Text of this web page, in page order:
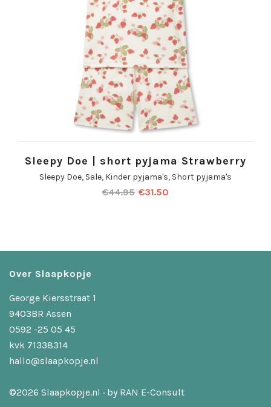
Sleepy Doe | short pyjama Strawberry
Sleepy Doe, Sale, Kinder pyjama's, Short pyjama's
€44.95 €31.50
Over Slaapkopje
George Kiersstraat 1
9403BR Assen
0592 -25 05 45
kvk 71338314
hallo@slaapkopje.nl
©2026 Slaapkopje.nl · by RAN E-Consult